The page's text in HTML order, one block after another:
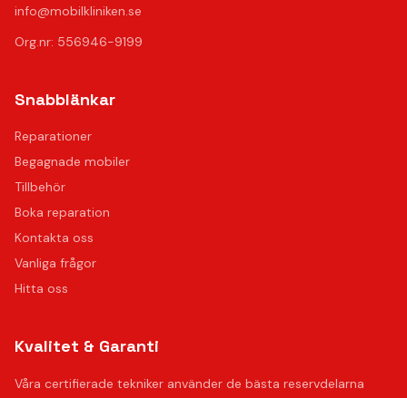
info@mobilkliniken.se
Org.nr: 556946-9199
Snabblänkar
Reparationer
Begagnade mobiler
Tillbehör
Boka reparation
Kontakta oss
Vanliga frågor
Hitta oss
Kvalitet & Garanti
Våra certifierade tekniker använder de bästa reservdelarna